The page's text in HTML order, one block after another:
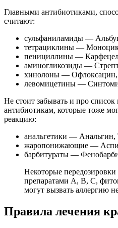
Главными антибиотиками,
считают:
сульфаниламиды —
тетрациклины —
пенициллины —
аминогликозиды —
хинолоны —
левомицетины —
Не стоит забывать и про
антибиотикам, которые тоже
реакцию:
анальгетики — Анальгин,
жаропонижающие —
барбитураты —
Некоторые
препаратами А, В, С,
могут вызвать аллергию
Правила лечения